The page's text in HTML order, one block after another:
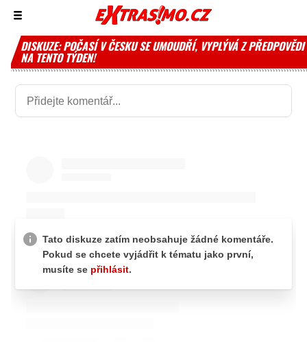
Zobrazit/skrýt
DISKUZE: POČASÍ V ČESKU SE UMOUDŘÍ, VYPLÝVÁ Z PŘEDPOVĚDI
NA TENTO TÝDEN!